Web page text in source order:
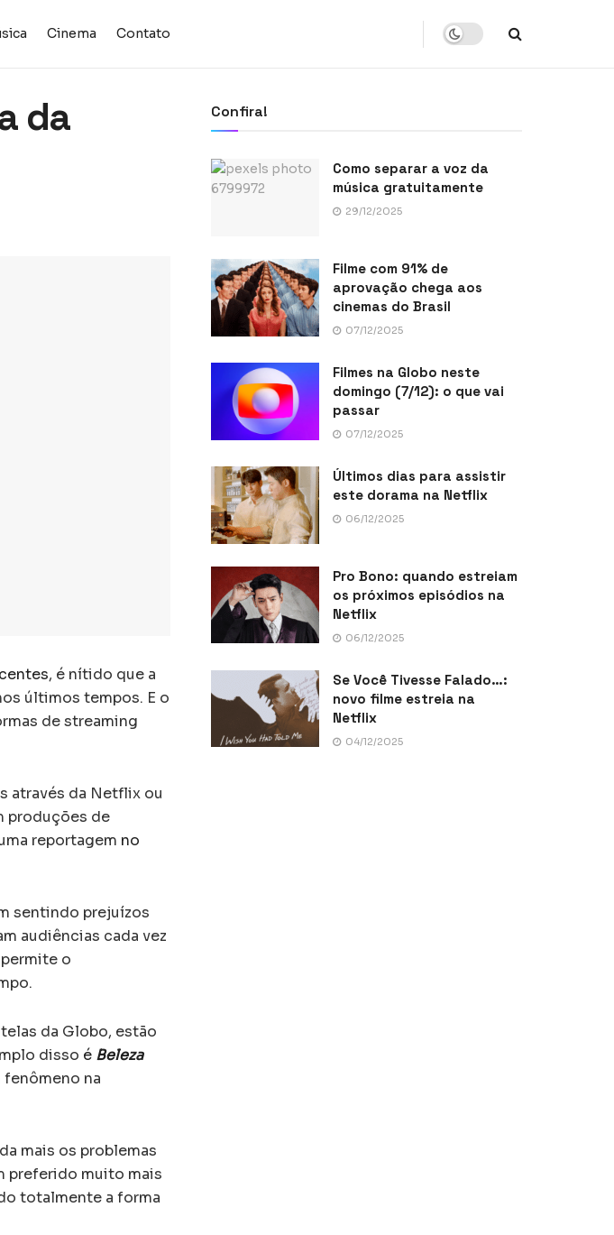
Cinema Contato
da
, é nítido que a
últimos tempos. E o
de streaming
através da Netflix ou
produções de
reportagem no
sentindo prejuízos
audiências cada vez
o
da Globo, estão
disso é Beleza
fenômeno na
mais os problemas
preferido muito mais
totalmente a forma
Confira!
Como separar a voz da
música gratuitamente
29/12/2025
Filme com 91% de
aprovação chega aos
cinemas do Brasil
07/12/2025
Filmes na Globo neste
domingo (7/12): o que vai
passar
07/12/2025
Últimos dias para assistir
este dorama na Netflix
06/12/2025
Pro Bono: quando estreiam
os próximos episódios na
Netflix
06/12/2025
Se Você Tivesse Falado…:
novo filme estreia na
Netflix
04/12/2025